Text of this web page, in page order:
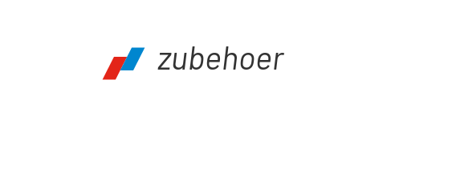
zubehoer